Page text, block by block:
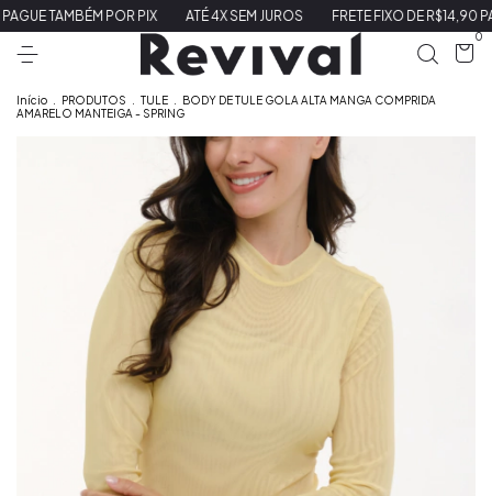
POR PIX ATÉ 4X SEM JUROS FRETE FIXO DE R$14,90 PARA
0
Início PRODUTOS TULE
BODY DE TULE GOLA ALTA MANGA COMPRIDA
AMARELO MANTEIGA - SPRING